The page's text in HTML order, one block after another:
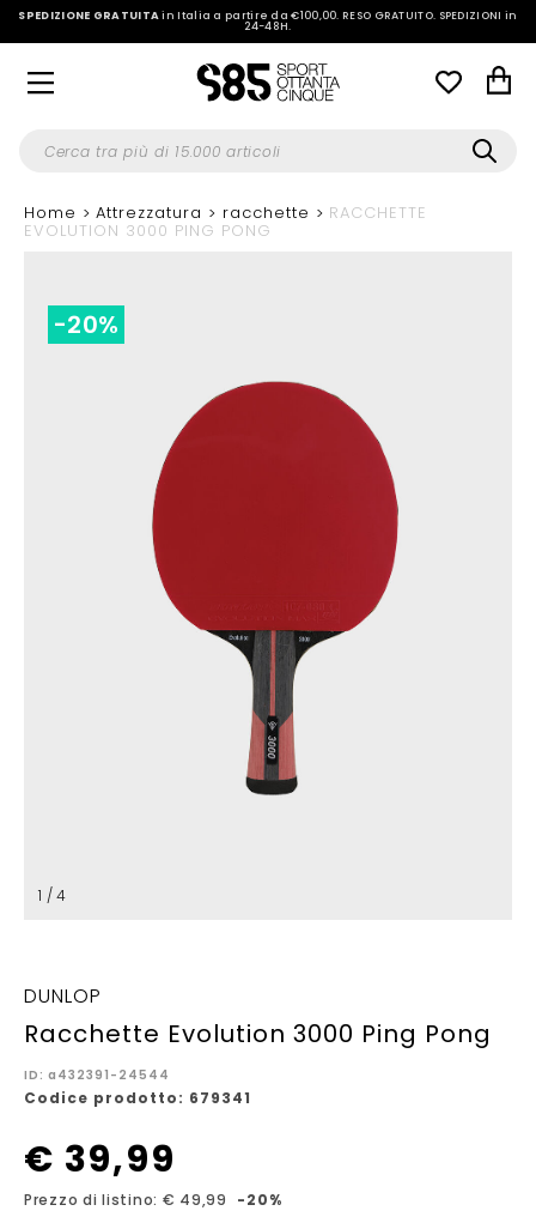
SPEDIZIONE GRATUITAin Italia a partire da €100,00.RESO GRATUITO. SPEDIZIONI in
24-48H.
Home Attrezzatura racchette RACCHETTE
EVOLUTION 3000 PING PONG
1 / 4
-20%
DUNLOP
Racchette Evolution 3000 Ping Pong
ID: a432391-24544
Codice prodotto: 679341
€ 39,99
Prezzo di listino: € 49,99 -20%